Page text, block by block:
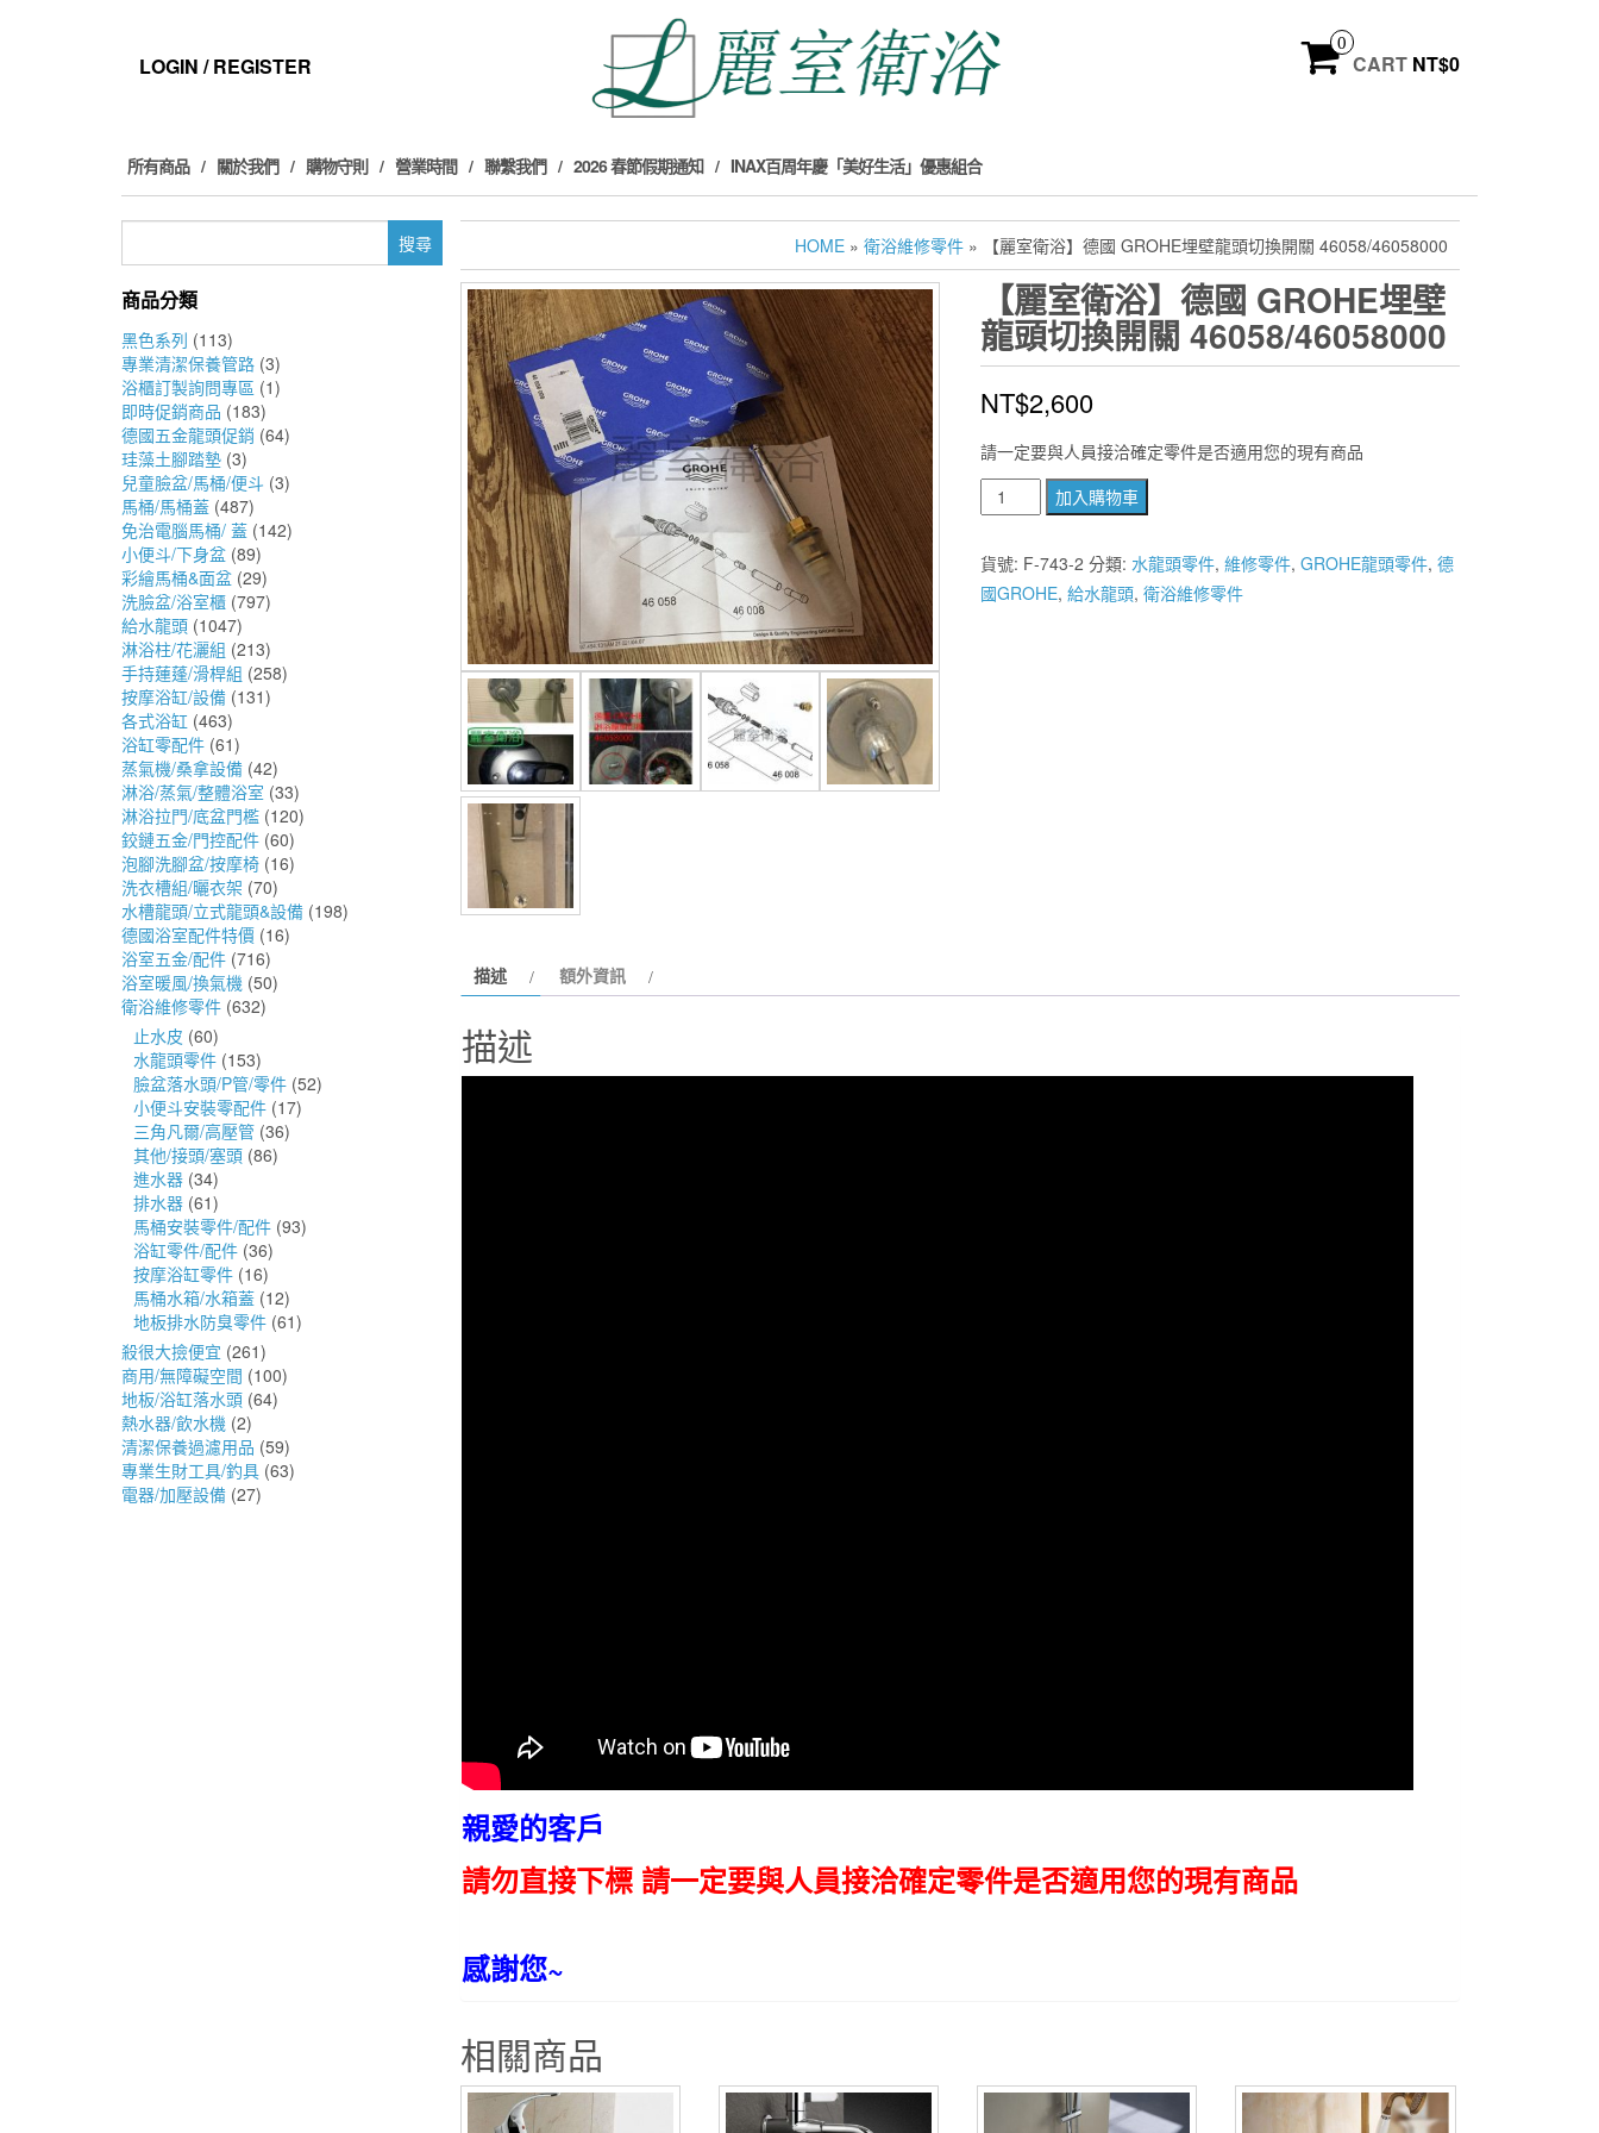
LOGIN / REGISTER
0
CART NT$0
所有商品 關於我們 購物守則 營業時間 聯繫我們 2026 春節假期通知 INAX百周年慶「美好生活」優惠組合
鍵
商品分類
黑色系列 (113)
專業清潔保養管路 (3)
浴櫃訂製詢問專區 (1)
即時促銷商品 (183)
德國五金龍頭促銷 (64)
珪藻土腳踏墊 (3)
兒童臉盆/馬桶/便斗 (3)
馬桶/馬桶蓋 (487)
免治電腦馬桶/ 蓋 (142)
小便斗/下身盆 (89)
彩繪馬桶&面盆 (29)
洗臉盆/浴室櫃 (797)
給水龍頭 (1047)
淋浴柱/花灑組 (213)
手持蓮蓬/滑桿組 (258)
按摩浴缸/設備 (131)
各式浴缸 (463)
浴缸零配件 (61)
蒸氣機/桑拿設備 (42)
淋浴/蒸氣/整體浴室 (33)
淋浴拉門/底盆門檻 (120)
鉸鏈五金/門控配件 (60)
泡腳洗腳盆/按摩椅 (16)
洗衣槽組/曬衣架 (70)
水槽龍頭/立式龍頭&設備 (198)
德國浴室配件特價 (16)
浴室五金/配件 (716)
浴室暖風/換氣機 (50)
衛浴維修零件 (632)
止水皮 (60)
水龍頭零件 (153)
臉盆落水頭/P管/零件 (52)
小便斗安裝零配件 (17)
三角凡爾/高壓管 (36)
其他/接頭/塞頭 (86)
進水器 (34)
排水器 (61)
馬桶安裝零件/配件 (93)
浴缸零件/配件 (36)
按摩浴缸零件 (16)
馬桶水箱/水箱蓋 (12)
地板排水防臭零件 (61)
殺很大撿便宜 (261)
商用/無障礙空間 (100)
地板/浴缸落水頭 (64)
熱水器/飲水機 (2)
清潔保養過濾用品 (59)
專業生財工具/釣具 (63)
電器/加壓設備 (27)
HOME » 衛浴維修零件 » 【麗室衛浴】德國 GROHE埋壁龍頭切換開關 46058/46058000
【麗室衛浴】德國 GROHE埋壁
龍頭切換開關 46058/46058000
NT$2,600
請一定要與人員接洽確定零件是否適用您的現有商品
【麗
室
衛
浴】
德
量
加入購物車
貨號: F-743-2 分類: 水龍頭零件, 維修零件, GROHE龍頭零件, 德
國GROHE, 給水龍頭, 衛浴維修零件
描述 額外資訊
描述
親愛的客戶
請勿直接下標 請一定要與人員接洽確定零件是否適用您的現有商品
感謝您~
相關商品